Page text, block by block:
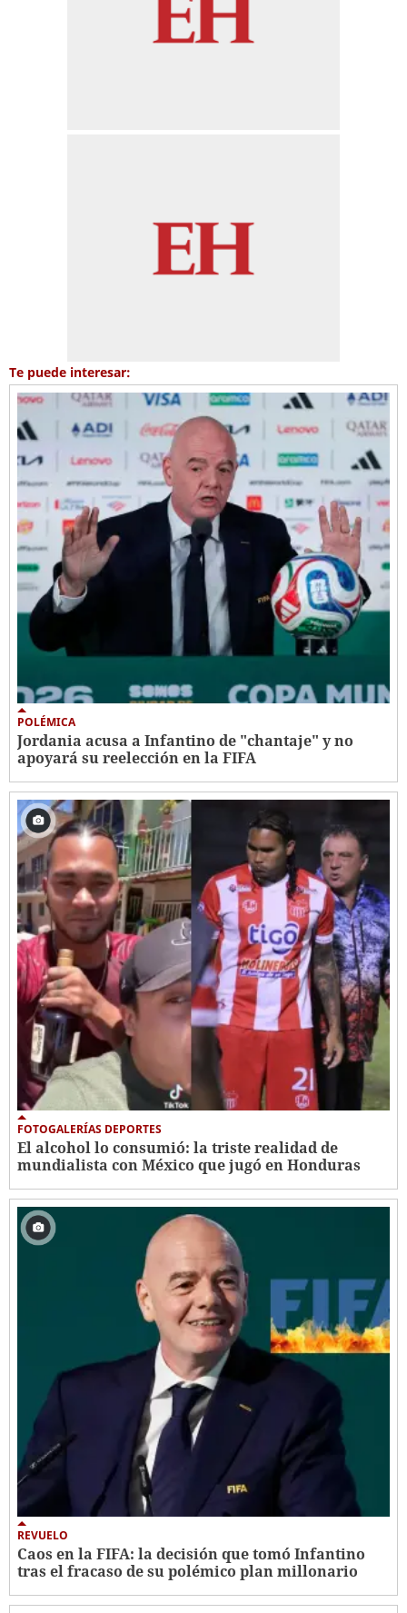
Te puede interesar:
POLÉMICA
Jordania acusa a Infantino de "chantaje" y no
apoyará su reelección en la FIFA
FOTOGALERÍAS DEPORTES
El alcohol lo consumió: la triste realidad de
mundialista con México que jugó en Honduras
REVUELO
Caos en la FIFA: la decisión que tomó Infantino
tras el fracaso de su polémico plan millonario